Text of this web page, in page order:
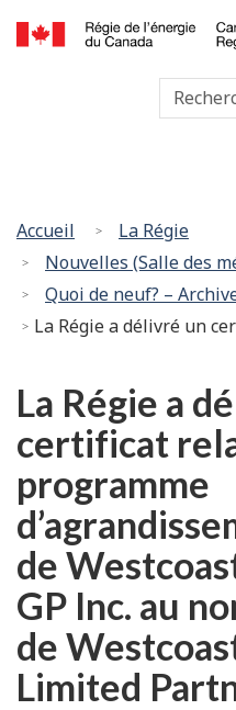
l’énergie
du
Canada
Vous
êtes
ici
Accueil
La Régie
Nouvelles (Salle des
Quoi de neuf? –
La Régie a délivré un certificat relatif au programme d’agrandissement
La Régie a
certificat
programme
de
GP Inc. au
de
Limited